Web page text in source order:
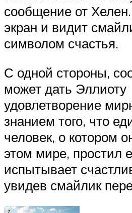
сообщение от
экран и видит
символом счастья.
С одной стороны,
может дать Эллиоту
удовлетворение
знанием того, что
человек, о котором
этом мире, простил
испытывает
увидев смайлик